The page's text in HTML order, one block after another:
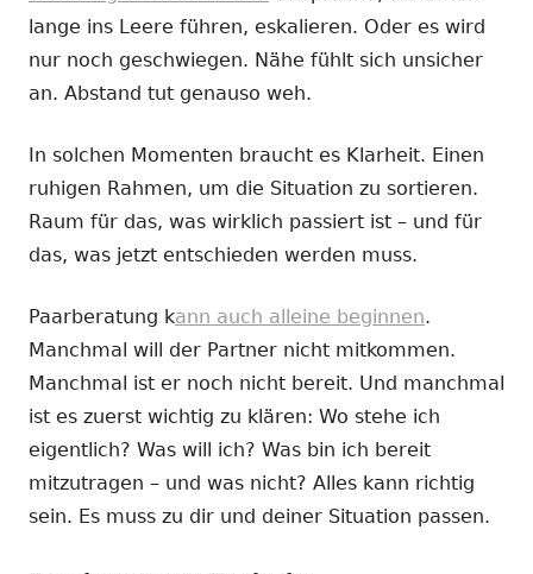
lange ins Leere führen, eskalieren. Oder es wird
nur noch geschwiegen. Nähe fühlt sich unsicher
an. Abstand tut genauso weh.
In solchen Momenten braucht es Klarheit. Einen
ruhigen Rahmen, um die Situation zu sortieren.
Raum für das, was wirklich passiert ist – und für
das, was jetzt entschieden werden muss.
Paarberatung kann auch alleine beginnen.
Manchmal will der Partner nicht mitkommen.
Manchmal ist er noch nicht bereit. Und manchmal
ist es zuerst wichtig zu klären: Wo stehe ich
eigentlich? Was will ich? Was bin ich bereit
mitzutragen – und was nicht? Alles kann richtig
sein. Es muss zu dir und deiner Situation passen.